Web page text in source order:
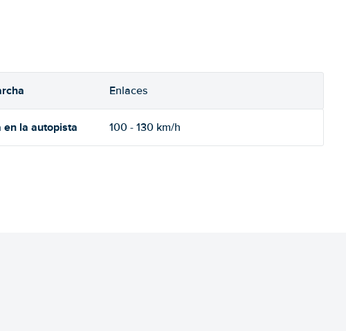
Enlaces
la autopista 100 - 130 km/h